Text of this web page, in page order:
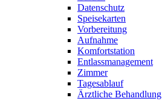
Datenschutz
Speisekarten
Vorbereitung
Aufnahme
Komfortstation
Entlassmanagement
Zimmer
Tagesablauf
Ärztliche Behandlung